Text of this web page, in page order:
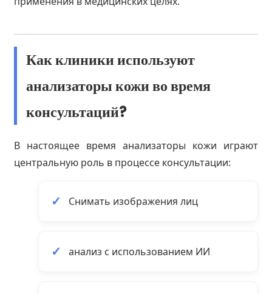
Как клиники используют
анализаторы кожи во время
консультаций?
В настоящее время анализаторы кожи играют
центральную роль в процессе консультации:
Снимать изображения лиц
анализ с использованием ИИ